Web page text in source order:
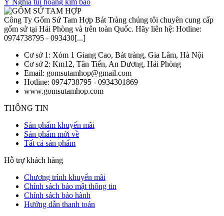
Ý Nghĩa túi hoàng kim bảo
Công Ty Gốm Sứ Tam Hợp Bát Tràng chúng tôi chuyên cung cấp
gốm sứ tại Hải Phòng và trên toàn Quốc. Hãy liên hệ: Hotline:
0974738795 - 093430[...]
Cơ sở 1: Xóm 1 Giang Cao, Bát tràng, Gia Lâm, Hà Nội
Cơ sở 2: Km12, Tân Tiến, An Dương, Hải Phòng
Email: gomsutamhop@gmail.com
Hotline: 0974738795 - 0934301869
www.gomsutamhop.com
THÔNG TIN
Sản phẩm khuyến mãi
Sản phẩm mới về
Tất cả sản phẩm
Hỗ trợ khách hàng
Chương trình khuyến mãi
Chính sách bảo mật thông tin
Chính sách bảo hành
Hướng dẫn thanh toán